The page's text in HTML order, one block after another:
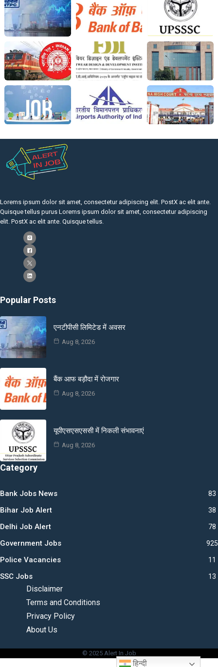
Lorems ipsum dolor sit amet, consectetur adipiscing elit. PostX ac elit ante.
Quisque tellus purus Lorems ipsum dolor sit amet, consectetur adipiscing
elit. PostX ac elit ante. Quisque tellus.
Popular Posts
एनटीपीसी लिमिटेड में अवसर
Aug 8, 2026
बैंक आफ बड़ौदा में रोजगार
Aug 8, 2026
यूपीएसएसएससी में निकली संभावनाएं
Aug 8, 2026
Category
Bank Jobs News 83
Bihar Job Alert 38
Delhi Job Alert 78
Government Jobs 925
Police Vacancies 11
SSC Jobs 13
Disclaimer
Terms and Conditions
Privacy Policy
About Us
© 2025 Alert In Job
हिन्दी